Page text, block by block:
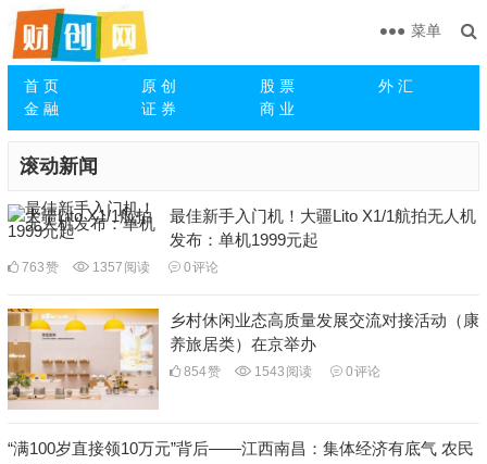
首 页 原 创 股 票
外 汇
金 融
证 券 商 业
菜单
滚动新闻
最佳新手入门机！大疆Lito X1/1航拍无人机
发布：单机1999元起
763赞 1357 阅读 0评论
乡村休闲业态高质量发展交流对接活动（康
养旅居类）在京举办
854赞 1543 阅读 0评论
“满100岁直接领10万元”背后——江西南昌：集体经济有底气 农民